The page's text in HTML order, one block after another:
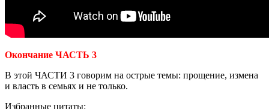
Окончание ЧАСТЬ 3
В этой ЧАСТИ 3 говорим на острые темы: прощение, измена
и власть в семьях и не только.
Избранные цитаты: